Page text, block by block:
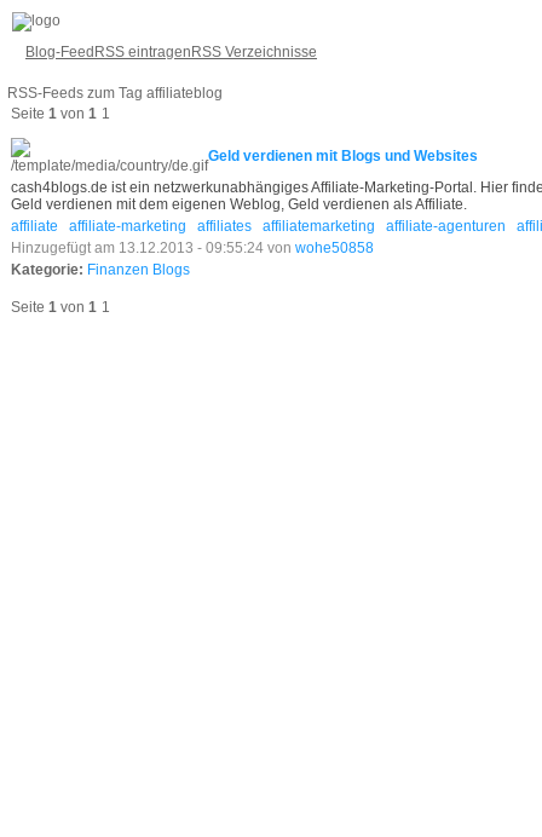
Blog-Feed RSS eintragen RSS Verzeichnisse
RSS-Feeds zum Tag affiliateblog
Seite 1 von 1 1
Geld verdienen mit Blogs und Websites
cash4blogs.de ist ein netzwerkunabhängiges Affiliate-Marketing-Portal. Hier
Geld verdienen mit dem eigenen Weblog, Geld verdienen als Affiliate.
affiliate
affiliate-marketing affiliates affiliatemarketing affiliate-agenturen
Hinzugefügt am 13.12.2013 - 09:55:24 von wohe50858
Kategorie: Finanzen Blogs
Seite 1 von 1 1